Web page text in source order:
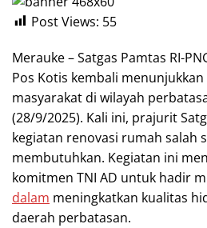
Post Views: 55
Merauke – Satgas Pamtas RI-
Pos Kotis kembali
masyarakat di wilayah
(28/9/2025). Kali ini, prajurit
kegiatan renovasi rumah salah
membutuhkan. Kegiatan ini
komitmen TNI AD untuk hadir
dalam meningkatkan kualitas
daerah perbatasan.